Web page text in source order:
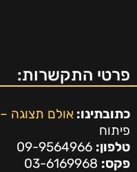
פרטי התקשרות:
כתובתינו: אולם תצוגה –
פיתוח
טלפון:
פקס: